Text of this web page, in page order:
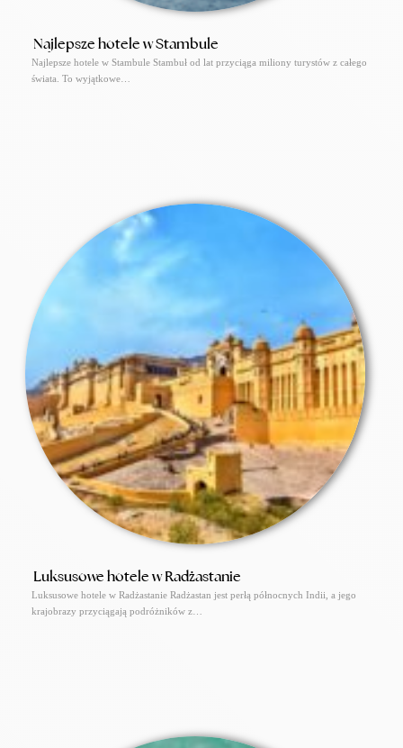
Najlepsze hotele w Stambule
Najlepsze hotele w Stambule Stambuł od lat przyciąga miliony turystów z całego
świata. To wyjątkowe…
Luksusowe hotele w Radżastanie
Luksusowe hotele w Radżastanie Radżastan jest perłą północnych Indii, a jego
krajobrazy przyciągają podróżników z…